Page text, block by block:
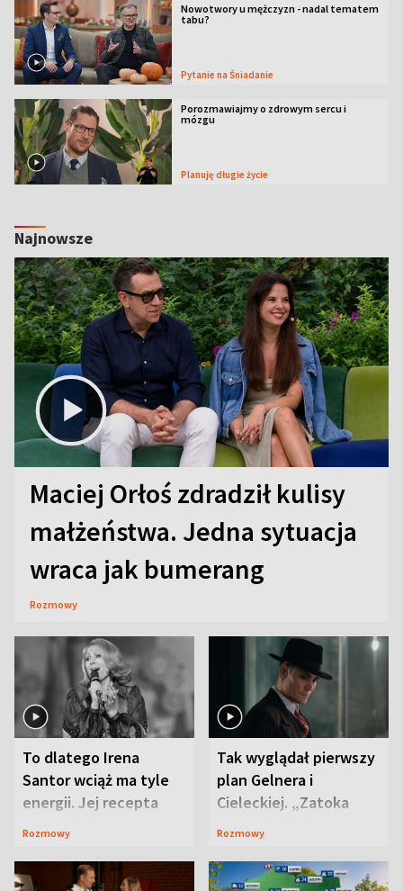
Nowotwory u mężczyzn - nadal tematem
tabu?
Pytanie na Śniadanie
Porozmawiajmy o zdrowym sercu i
mózgu
Planuję długie życie
Najnowsze
Maciej Orłoś zdradził kulisy
małżeństwa. Jedna sytuacja
wraca jak bumerang
Rozmowy
To dlatego Irena
Santor wciąż ma tyle
energii. Jej recepta
jest zaskakująco
Rozmowy
Tak wyglądał pierwszy
plan Gelnera i
Cieleckiej. „Zatoka
szpiegów” od razu ich
Rozmowy